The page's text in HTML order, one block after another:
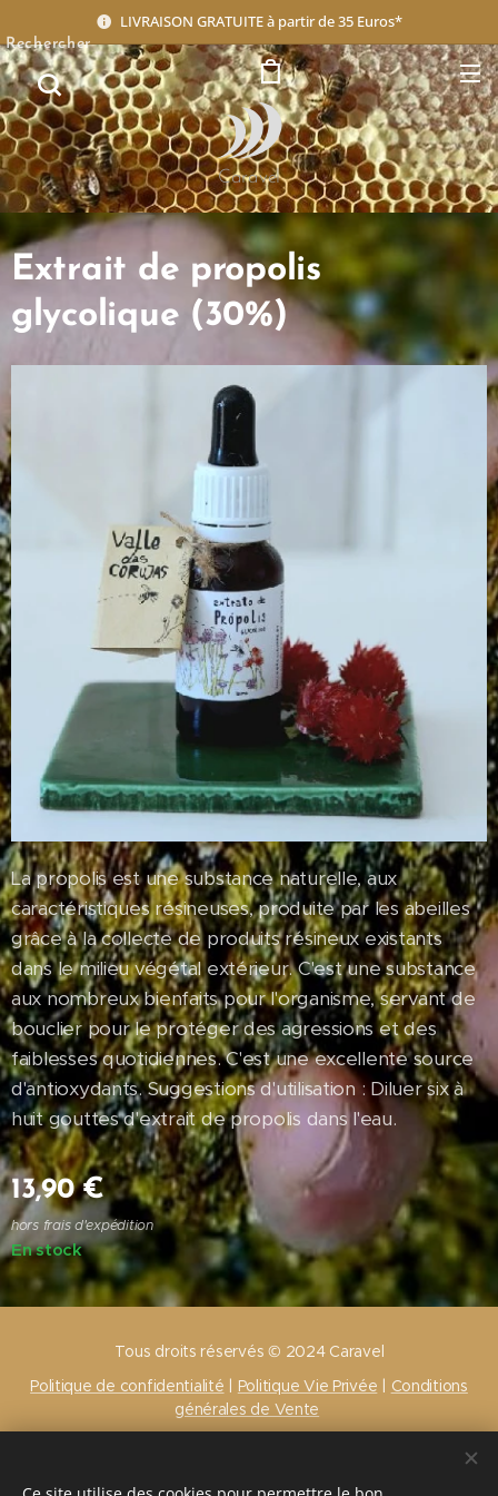
LIVRAISON GRATUITE à partir de 35 Euros*
Caravel
Rechercher
Extrait de propolis
glycolique (30%)
La propolis est une substance naturelle, aux
caractéristiques résineuses, produite par les abeilles
grâce à la collecte de produits résineux existants
dans le milieu végétal extérieur. C'est une substance
aux nombreux bienfaits pour l'organisme, servant de
bouclier pour le protéger des agressions et des
faiblesses quotidiennes. C'est une excellente source
d'antioxydants. Suggestions d'utilisation : Diluer six à
huit gouttes d'extrait de propolis dans l'eau.
13,90€
hors frais d'expédition
En stock
Tous droits réservés © 2024 Caravel
Politique de confidentialité | Politique Vie Privée | Conditions
générales de Vente
Langues